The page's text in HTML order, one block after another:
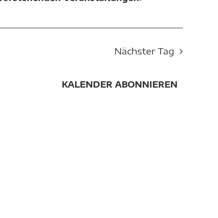
Nächster Tag
KALENDER ABONNIEREN